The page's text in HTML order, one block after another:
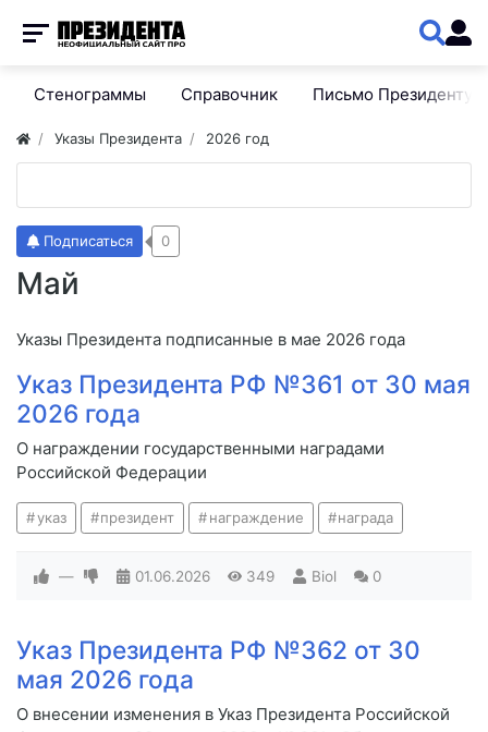
Стенограммы Справочник Письмо Президенту
Указы Президента 2026 год
Май
Подписаться 0
Указы Президента подписанные в мае 2026 года
Указ Президента РФ №361 от 30 мая
2026 года
О награждении государственными наградами
Российской Федерации
указ президент награждение награда
— 01.06.2026 349 Biol 0
Указ Президента РФ №362 от 30
мая 2026 года
О внесении изменения в Указ Президента Российской